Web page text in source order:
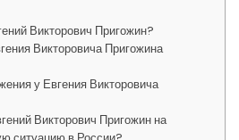
Викторович Пригожин?
Викторовича Пригожина
у Евгения Викторовича
Викторович Пригожин на